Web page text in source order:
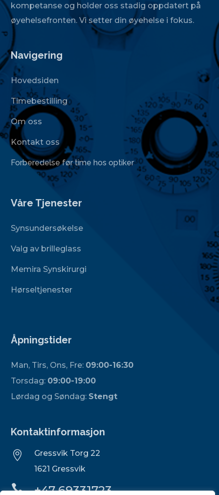
kompetanse og holder oss stadig oppdatert på
øyehelsefronten. Vi setter din øyehelse i fokus.
Navigering
Hovedsiden
Timebestilling
Om oss
Kontakt oss
Forberedelse før time hos optiker
Våre Tjenester
Synsundersøkelse
Valg av brilleglass
Memira Synskirurgi
Hørseltjenester
Åpningstider
Man, Tirs, Ons, Fre: 09:00-16:30
Torsdag: 09:00-19:00
Lørdag og Søndag: Stengt
Kontaktinformasjon

Gressvik Torg 22
1621 Gressvik
 +47 69331723